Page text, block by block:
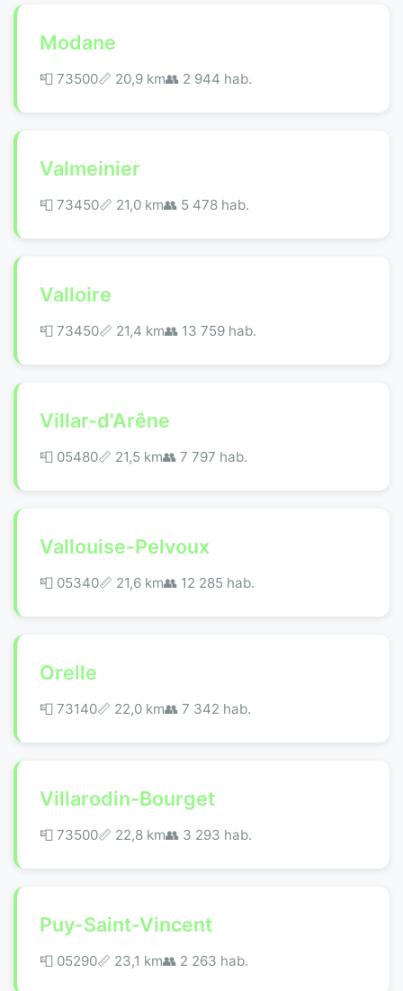
Modane
📮 73500📏 20,9 km👥 2 944 hab.
Valmeinier
📮 73450📏 21,0 km👥 5 478 hab.
Valloire
📮 73450📏 21,4 km👥 13 759 hab.
Villar-d'Arêne
📮 05480📏 21,5 km👥 7 797 hab.
Vallouise-Pelvoux
📮 05340📏 21,6 km👥 12 285 hab.
Orelle
📮 73140📏 22,0 km👥 7 342 hab.
Villarodin-Bourget
📮 73500📏 22,8 km👥 3 293 hab.
Puy-Saint-Vincent
📮 05290📏 23,1 km👥 2 263 hab.